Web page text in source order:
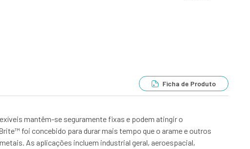
Ficha de Produto
mantêm-se seguramente fixas e podem atingir o
foi concebido para durar mais tempo que o arame e outros
As aplicações incluem industrial geral, aeroespacial,